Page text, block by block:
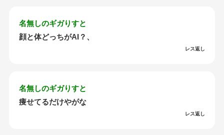
名無しのギガりすと
顔と体どっちがAI？、
レス返し
名無しのギガりすと
痩せてるだけやがな
レス返し